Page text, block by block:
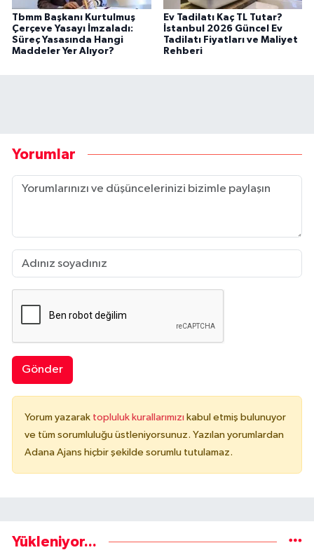
Tbmm Başkanı Kurtulmuş
Çerçeve Yasayı İmzaladı:
Süreç Yasasında Hangi
Maddeler Yer Alıyor?
Ev Tadilatı Kaç TL Tutar?
İstanbul 2026 Güncel Ev
Tadilatı Fiyatları ve Maliyet
Rehberi
Yorumlar
Gönder
Yorum yazarak topluluk kurallarımızı kabul etmiş bulunuyor
ve tüm sorumluluğu üstleniyorsunuz. Yazılan yorumlardan
Adana Ajans hiçbir şekilde sorumlu tutulamaz.
Yükleniyor...